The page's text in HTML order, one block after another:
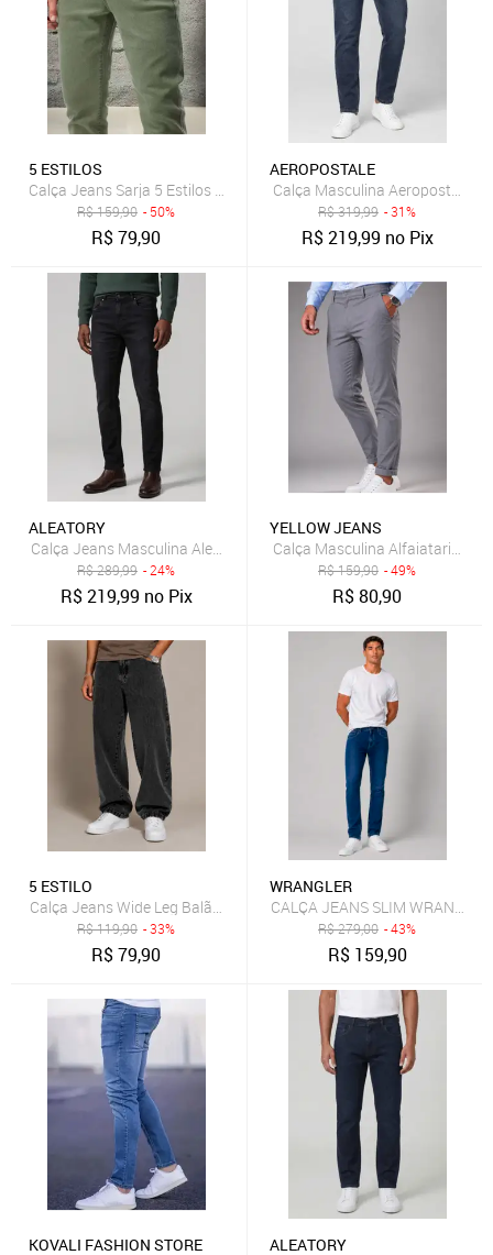
5 ESTILOS
Calça Jeans Sarja 5 Estilos Verde Militar Confortavel e Basica
R$159,90 - 50%
R$79,90
AEROPOSTALE
Calça Masculina Aeropostale
R$319,99 - 31%
R$219,99 no Pix
ALEATORY
Calça Jeans Masculina Aleatory Skinny Preta
R$289,99 - 24%
R$219,99 no Pix
YELLOW JEANS
R$159,90 - 49%
R$80,90
5 ESTILO
Calça Jeans Wide Leg Balão 5 Estilos Masculina Preto Estonado
R$119,90 - 33%
R$79,90
WRANGLER
CALÇA JEANS SLIM
R$279,00 - 43%
R$ 159,90
KOVALI FASHION STORE
ALEATORY